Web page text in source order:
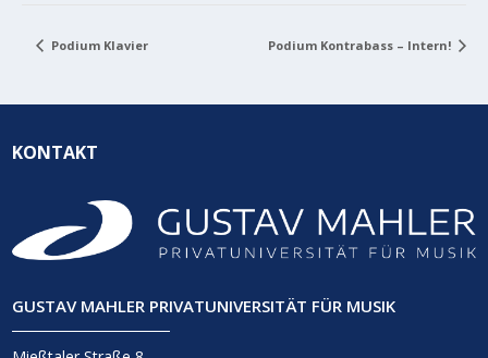
Podium Klavier Podium Kontrabass – Intern!
KONTAKT
GUSTAV MAHLER PRIVATUNIVERSITÄT FÜR MUSIK